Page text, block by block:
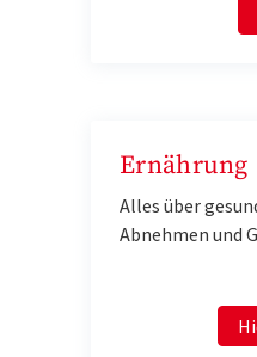
Ernährung
Alles über
Abnehmen und